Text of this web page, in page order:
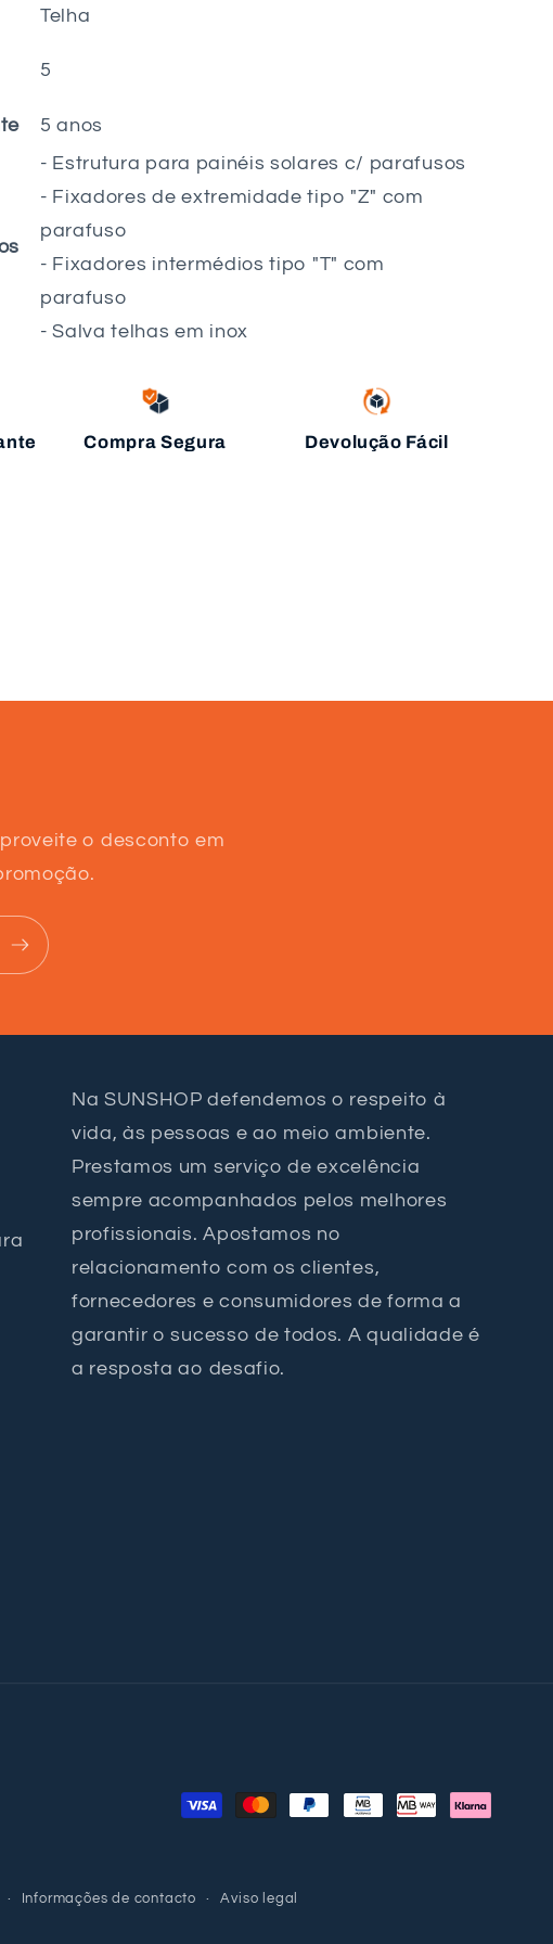
Telha
5
5 anos
- Estrutura para painéis solares c/ parafusos
- Fixadores de extremidade tipo "Z" com
parafuso
- Fixadores intermédios tipo "T" com
parafuso
- Salva telhas em inox
Compra Segura Devolução Fácil
o desconto em
Na SUNSHOP defendemos o respeito à
vida, às pessoas e ao meio ambiente.
Prestamos um serviço de excelência
sempre acompanhados pelos melhores
profissionais. Apostamos no
relacionamento com os clientes,
fornecedores e consumidores de forma a
garantir o sucesso de todos. A qualidade é
a resposta ao desafio.
Métodos
Informações de contacto Aviso legal